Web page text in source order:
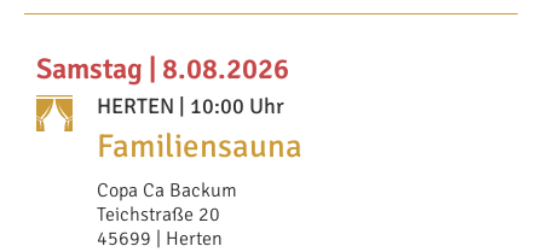
Samstag | 8.08.2026
HERTEN | 10:00 Uhr
Familiensauna
Copa Ca Backum
Teichstraße 20
45699 | Herten